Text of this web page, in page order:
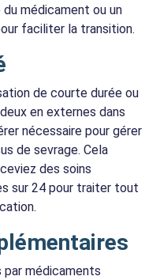
médicament ou un
faciliter la transition.
de courte durée ou
en externes dans
nécessaire pour gérer
de sevrage. Cela
des soins
sur 24 pour traiter tout
par médicaments